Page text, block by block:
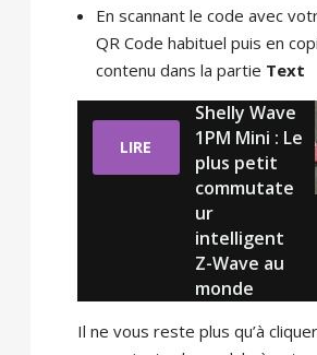
En scannant le code avec
QR Code habituel puis en
contenu dans la partie Text
LIRE
Shelly Wave
1PM Mini : Le
plus petit
commutate
ur
intelligent
Z-Wave au
monde
Il ne vous reste plus qu’à